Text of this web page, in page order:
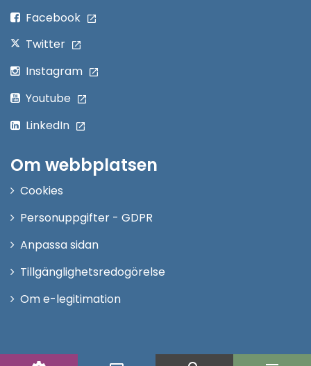
Facebook
Twitter
Instagram
Youtube
LinkedIn
Om webbplatsen
Cookies
Personuppgifter - GDPR
Anpassa sidan
Tillgänglighetsredogörelse
Om e-legitimation